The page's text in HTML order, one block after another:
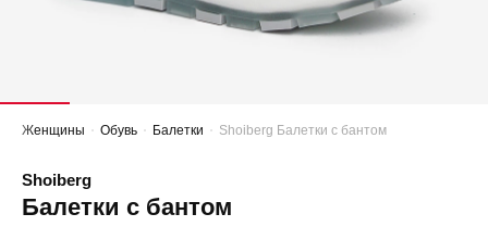
Женщины Обувь Балетки Shoiberg Балетки с бантом
Shoiberg
Балетки с бантом